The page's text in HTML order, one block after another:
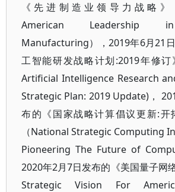
《先进制造业领导力战略》
American Leadership
Manufacturing），2019年6月21
工智能研发战略计划:2019年修订
Artificial Intelligence Research
Strategic Plan: 2019 Update)，
布的《国家战略计算倡议更新:开
（National Strategic Computing
Pioneering The Future of
2020年2月7日发布的《美国量子网
Strategic Vision For